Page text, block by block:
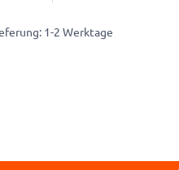
1-2 Werktage